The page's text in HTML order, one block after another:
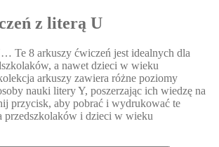
z literą U
Te 8 arkuszy ćwiczeń jest idealnych dla
a nawet dzieci w wieku
arkuszy zawiera różne poziomy
nauki litery Y, poszerzając ich wiedzę na
przycisk, aby pobrać i wydrukować te
przedszkolaków i dzieci w wieku